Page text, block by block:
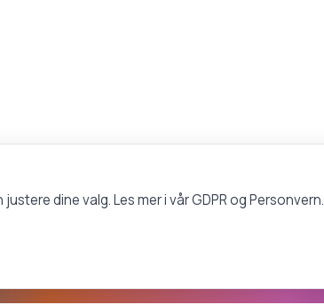
dine valg. Les mer i vår GDPR og Personvern.